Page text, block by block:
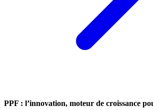
PPF : l’innovation, moteur de croissance